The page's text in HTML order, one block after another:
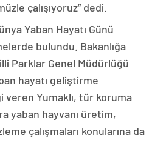
çalışıyoruz” dedi.
Yaban Hayatı Günü
bulundu. Bakanlığa
Parklar Genel Müdürlüğü
hayatı geliştirme
veren Yumaklı, tür koruma
yaban hayvanı üretim,
çalışmaları konularına da